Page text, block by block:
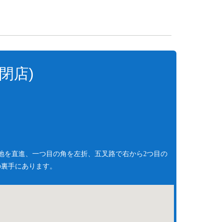
店)
直進、一つ目の角を左折、五叉路で右から2つ目の
手にあります。